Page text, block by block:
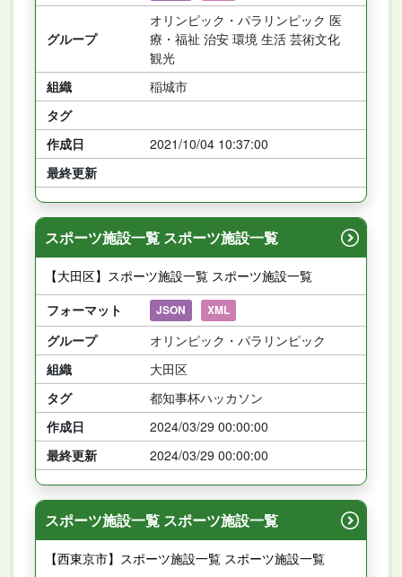
グループ
オリンピック・パラリンピック 医
療・福祉 治安 環境 生活 芸術文化
観光
組織
稲城市
タグ
作成日
2021/10/04 10:37:00
最終更新
スポーツ施設一覧 スポーツ施設一覧
【大田区】スポーツ施設一覧 スポーツ施設一覧
フォーマット
JSON XML
グループ
オリンピック・パラリンピック
組織
大田区
タグ
都知事杯ハッカソン
作成日
2024/03/29 00:00:00
最終更新
2024/03/29 00:00:00
スポーツ施設一覧 スポーツ施設一覧
【西東京市】スポーツ施設一覧 スポーツ施設一覧